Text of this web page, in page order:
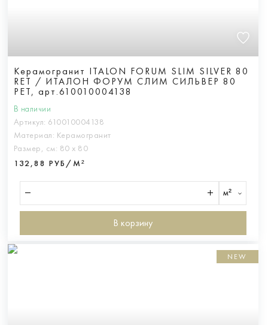
Керамогранит ITALON FORUM SLIM SILVER 80
RET / ИТАЛОН ФОРУМ СЛИМ СИЛЬВЕР 80
РЕТ, арт.610010004138
В наличии
Артикул: 610010004138
Материал: Керамогранит
Размер, см: 80 х 80
132,88 РУБ/М²
м²
В корзину
NEW